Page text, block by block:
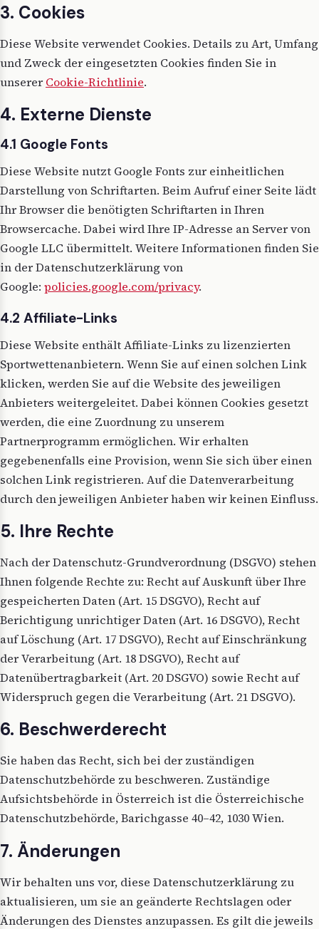
3. Cookies
Diese Website verwendet Cookies. Details zu Art, Umfang
und Zweck der eingesetzten Cookies finden Sie in
unserer Cookie-Richtlinie.
4. Externe Dienste
4.1 Google Fonts
Diese Website nutzt Google Fonts zur einheitlichen
Darstellung von Schriftarten. Beim Aufruf einer Seite lädt
Ihr Browser die benötigten Schriftarten in Ihren
Browsercache. Dabei wird Ihre IP-Adresse an Server von
Google LLC übermittelt. Weitere Informationen finden Sie
in der Datenschutzerklärung von
Google: policies.google.com/privacy.
4.2 Affiliate-Links
Diese Website enthält Affiliate-Links zu lizenzierten
Sportwettenanbietern. Wenn Sie auf einen solchen Link
klicken, werden Sie auf die Website des jeweiligen
Anbieters weitergeleitet. Dabei können Cookies gesetzt
werden, die eine Zuordnung zu unserem
Partnerprogramm ermöglichen. Wir erhalten
gegebenenfalls eine Provision, wenn Sie sich über einen
solchen Link registrieren. Auf die Datenverarbeitung
durch den jeweiligen Anbieter haben wir keinen Einfluss.
5. Ihre Rechte
Nach der Datenschutz-Grundverordnung (DSGVO) stehen
Ihnen folgende Rechte zu: Recht auf Auskunft über Ihre
gespeicherten Daten (Art. 15 DSGVO), Recht auf
Berichtigung unrichtiger Daten (Art. 16 DSGVO), Recht
auf Löschung (Art. 17 DSGVO), Recht auf Einschränkung
der Verarbeitung (Art. 18 DSGVO), Recht auf
Datenübertragbarkeit (Art. 20 DSGVO) sowie Recht auf
Widerspruch gegen die Verarbeitung (Art. 21 DSGVO).
6. Beschwerderecht
Sie haben das Recht, sich bei der zuständigen
Datenschutzbehörde zu beschweren. Zuständige
Aufsichtsbehörde in Österreich ist die Österreichische
Datenschutzbehörde, Barichgasse 40–42, 1030 Wien.
7. Änderungen
Wir behalten uns vor, diese Datenschutzerklärung zu
aktualisieren, um sie an geänderte Rechtslagen oder
Änderungen des Dienstes anzupassen. Es gilt die jeweils